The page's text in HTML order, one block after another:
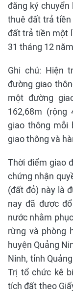
đăng ký
thuê đất trả tiền
đất trả tiền một
31 tháng 12
Ghi chú: Hiện
đường giao
một đường
162,68m (rộng
giao thông mỗi
giao thông và
Thời điểm giao
chứng nhận
(đất đỏ) này là
nay đã được
nước nhằm
rừng và phòng
huyện Quảng
Ninh, tỉnh
Trị tổ chức kê
tích đất theo